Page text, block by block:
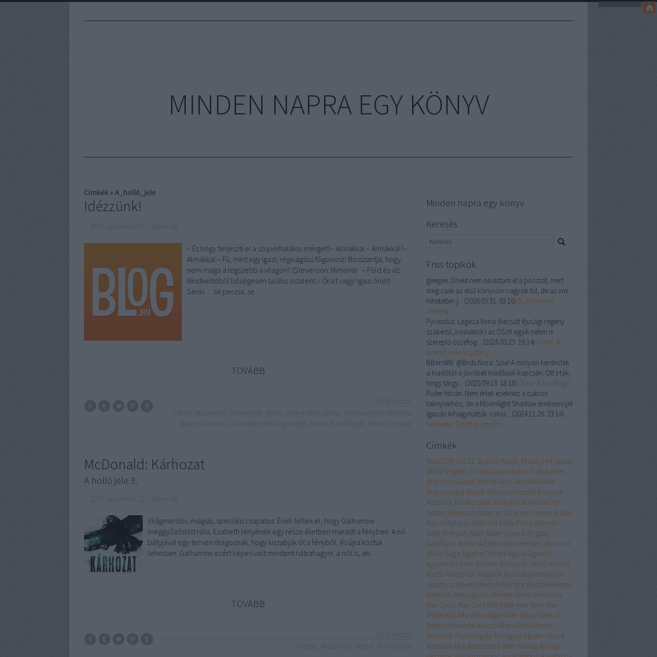
MINDEN NAPRA EGY KÖNYV
Címkék » A_holló_jele
Idézzünk!
– És hogy terjeszti el a szuperhalálos mérget?– Almákkal.– Almákkal?–
Almákkal.– Fú, mint egy igazi, régivágású főgonosz! Bosszantja, hogy
nem maga a legszebb a világon? (Stevenson: Nimona) – Föld és víz.
Mindkettőből bőségesen találsz odalent.– Őrült vagy! Igazi őrült!
Senki… se perzsa, se…
TOVÁBB
McDonald: Kárhozat
A holló jele 3.
Világmentős, mágiás, speciális csapatos. Évek teltek el, hogy Galharrow
meggyőződött róla, Ezabeth lényének egy része életben maradt a fényben. A nő
bátyjával egy terven dolgoznak, hogy kiszabják őt a fényből, és újra köztük
lehessen. Galharrow ezért képes volt mindent hátrahagyni, a nőt is, aki…
TOVÁBB
Minden napra egy könyv
Keresés
Friss topikok
geegee: Direkt nem olvastam el a posztot, mert
még csak az első könyvön vagyok túl, de az vmi
hihetetlen j... (2026.05.31. 03:16) Bull-Hansen:
Vínland
Pyrandus: Legeza Ilona (becsült ifjusági regény
szakértő, irodalmár) az OSzK egyik neten is
szereplő öszefog... (2026.03.25. 16:14) Verne: A
tizenöt éves kapitány
BBerni86: @Brds.Nora: Szia! A molyon kérdezték
a kiadótól a jövőbeli kiadások kapcsán. Ott írták,
hogy tárgy... (2025.09.13. 18:18) Clare: A kardfogó
Puller István: Nem értek ezekhez a cukros
taknyokhoz, de a Moonlight Shadow énekesnőjét
igazán kihagyhatták volna... (2024.11.26. 23:14)
Kennedy: Tiltott gyümölcs
Címkék
#suliLOVE 100 21. Század Kiadó 39 kulcs 44 fejezet
4MGY 5regény 7. cella Aaron Aaron Falk Aarsen
Aba Könyvkiadó AbbottAbby AbéÁbelAbel
AbercrombieAbnettAbramsAbszolút Könyvek
Abszolút Töri Accardo AcélökölAciman Acton
AdamsAdamson Ádám és Lili Adam Fawley Adam
Kay adaptáció Addicted Adele ParksAdeyemi
Adjei-Brenyah AdlerAdler-Olsen Adlington
Adolfsson Adrian Ad Astra Aeramentum aforizma
Afrika Saga Agatha ChristieAgaveÁgenda
AguirreAhnhem AichnerAinsworth akció Akkord
Kiadó Akszjonov Alapítók Álarcok@ármányok
Albatrosz AlbertAlbertalli AlbrightAlcottAlderman
Alderton AlekszijevicsAlenderAleva Alexandra
Alex CrossAlex DahlAlex RiderAlex Stern Alex
WhiteAlfa AlfieAlfon AlgerAlien Alison WeirAli
Smith Alkomédia Alkusz Allain Allen Allende
Álmodók Álomcsapda ÁlomgyárAlpsten Alsaid
AlsterdalAltaj Altebrando Alten AlvilágAlvilági